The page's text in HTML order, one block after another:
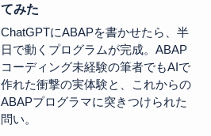
てみた
ChatGPTにABAPを書かせたら、半
日で動くプログラムが完成。ABAP
コーディング未経験の筆者でもAIで
作れた衝撃の実体験と、これからの
ABAPプログラマに突きつけられた
問い。